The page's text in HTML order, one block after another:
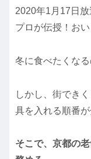
2020年1月17日放
プロが伝授！お
冬に食べたくな
しかし、街でき
具を入れる順番
そこで、京都の